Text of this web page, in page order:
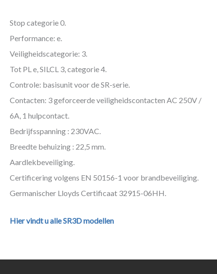
Stop categorie 0.
Performance: e.
Veiligheidscategorie: 3.
Tot PL e, SILCL 3, categorie 4.
Controle: basisunit voor de SR-serie.
Contacten: 3 geforceerde veiligheidscontacten AC 250V /
6A, 1 hulpcontact.
Bedrijfsspanning : 230VAC.
Breedte behuizing : 22,5 mm.
Aardlekbeveiliging.
Certificering volgens EN 50156-1 voor brandbeveiliging.
Germanischer Lloyds Certificaat 32915-06HH.
Hier vindt u alle SR3D modellen